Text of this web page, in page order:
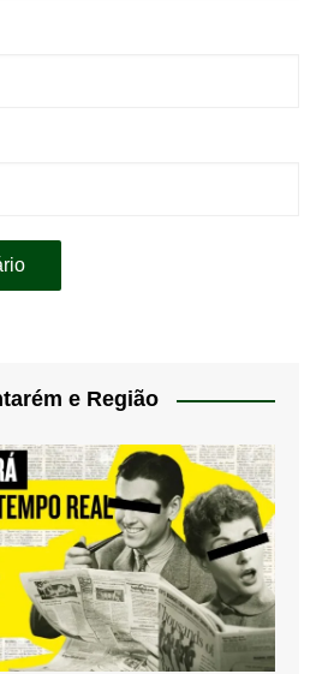
e Região